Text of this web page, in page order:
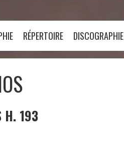
RÉPERTOIRE DISCOGRAPHIE
H. 193